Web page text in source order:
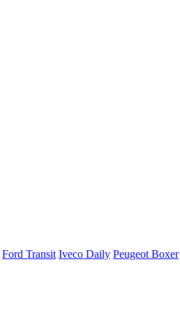
Ford Transit Iveco Daily Peugeot Boxer